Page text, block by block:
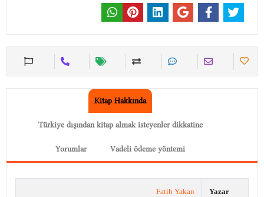
Kitap Hakkında
Türkiye dışından kitap almak isteyenler dikkatine
Vadeli ödeme yöntemi
Yorumlar
Yazar
Fatih Yakan